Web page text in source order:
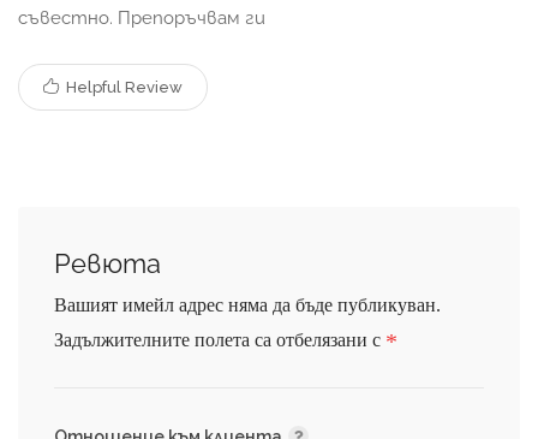
съвестно. Препоръчвам ги
Helpful Review
Ревюта
Вашият имейл адрес няма да бъде публикуван.
Задължителните полета са отбелязани с *